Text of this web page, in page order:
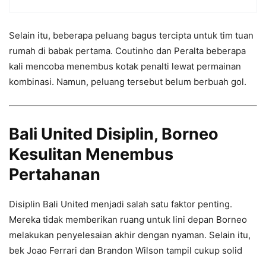
Selain itu, beberapa peluang bagus tercipta untuk tim tuan
rumah di babak pertama. Coutinho dan Peralta beberapa
kali mencoba menembus kotak penalti lewat permainan
kombinasi. Namun, peluang tersebut belum berbuah gol.
Bali United Disiplin, Borneo
Kesulitan Menembus
Pertahanan
Disiplin Bali United menjadi salah satu faktor penting.
Mereka tidak memberikan ruang untuk lini depan Borneo
melakukan penyelesaian akhir dengan nyaman. Selain itu,
bek Joao Ferrari dan Brandon Wilson tampil cukup solid